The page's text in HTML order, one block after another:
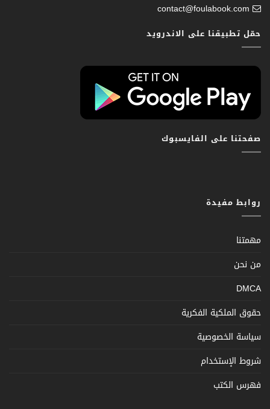
contact@foulabook.com
حمّل تطبيقنا على الاندرويد
صفحتنا على الفايسبوك
روابط مفيدة
مهمتنا
من نحن
DMCA
حقوق الملكية الفكرية
سياسة الخصوصية
شروط الإستخدام
فهرس الكتب